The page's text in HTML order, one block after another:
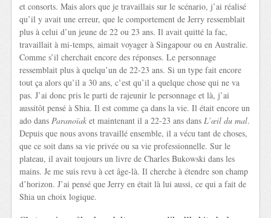
et consorts. Mais alors que je travaillais sur le scénario, j’ai réalisé
qu’il y avait une erreur, que le comportement de Jerry ressemblait
plus à celui d’un jeune de 22 ou 23 ans. Il avait quitté la fac,
travaillait à mi-temps, aimait voyager à Singapour ou en Australie.
Comme s’il cherchait encore des réponses. Le personnage
ressemblait plus à quelqu’un de 22-23 ans. Si un type fait encore
tout ça alors qu’il a 30 ans, c’est qu’il a quelque chose qui ne va
pas. J’ai donc pris le parti de rajeunir le personnage et là, j’ai
aussitôt pensé à Shia. Il est comme ça dans la vie. Il était encore un
ado dansParanoïak et maintenant il a 22-23 ans dansL’œil du mal.
Depuis que nous avons travaillé ensemble, il a vécu tant de choses,
que ce soit dans sa vie privée ou sa vie professionnelle. Sur le
plateau, il avait toujours un livre de Charles Bukowski dans les
mains. Je me suis revu à cet âge-là. Il cherche à étendre son champ
d’horizon. J’ai pensé que Jerry en était là lui aussi, ce qui a fait de
Shia un choix logique.